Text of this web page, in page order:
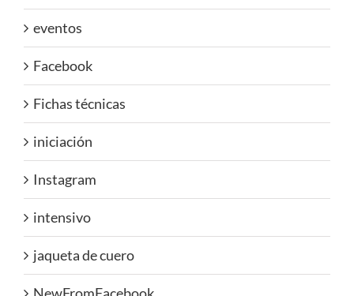
eventos
Facebook
Fichas técnicas
iniciación
Instagram
intensivo
jaqueta de cuero